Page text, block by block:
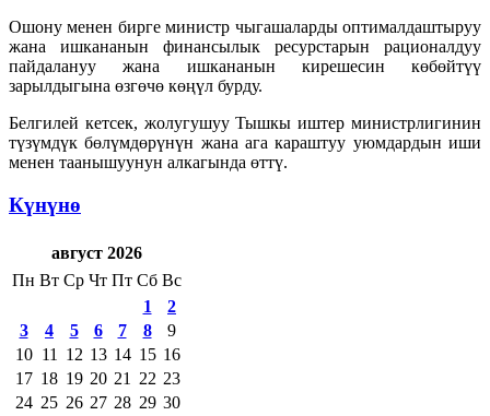
Ошону менен бирге министр чыгашаларды оптималдаштыруу
жана ишкананын финансылык ресурстарын рационалдуу
пайдалануу жана ишкананын кирешесин көбөйтүү
зарылдыгына өзгөчө көңүл бурду.
Белгилей кетсек, жолугушуу Тышкы иштер министрлигинин
түзүмдүк бөлүмдөрүнүн жана ага караштуу уюмдардын иши
менен таанышуунун алкагында өттү.
Күнүнө
август 2026
Пн Вт Ср Чт Пт Сб Вс
1
2
3
4 5 6 7 8
9
10 11 12 13 14 15 16
17 18 19 20 21 22 23
24 25 26 27 28 29 30